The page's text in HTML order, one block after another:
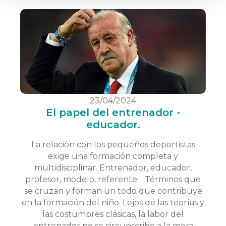
23/04/2024
El papel del entrenador -
educador.
La relación con los pequeños deportistas
exige una formación completa y
multidisciplinar. Entrenador, educador,
profesor, modelo, referente… Términos que
se cruzan y forman un todo que contribuye
en la formación del niño. Lejos de las teorías y
las costumbres clásicas, la labor del